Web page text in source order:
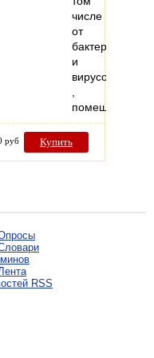
числе
от
бактерий
и
вирусов
помещения…
руб Купить
RSS